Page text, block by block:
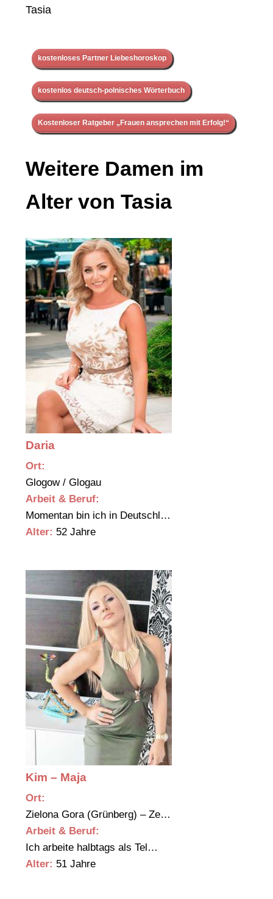
Tasia
kostenloses Partner Liebeshoroskop
kostenlos deutsch-polnisches Wörterbuch
Kostenloser Ratgeber „Frauen ansprechen mit Erfolg!“
Weitere Damen im
Alter von Tasia
Daria
Ort:
Glogow / Glogau
Arbeit & Beruf:
Momentan bin ich in Deutschl…
Alter: 52 Jahre
Kim – Maja
Ort:
Zielona Gora (Grünberg) – Ze…
Arbeit & Beruf:
Ich arbeite halbtags als Tel…
Alter: 51 Jahre